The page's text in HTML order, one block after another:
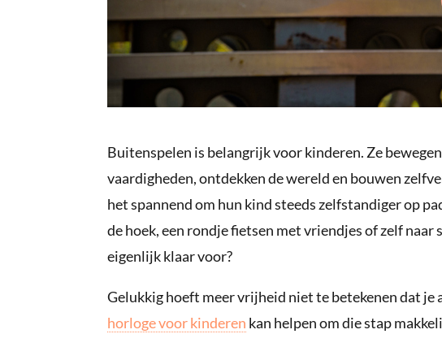
Buitenspelen is belangrijk voor kinderen. Ze
vaardigheden, ontdekken de wereld en bouwen
het spannend om hun kind steeds zelfstandiger op
de hoek, een rondje fietsen met vriendjes of zelf naar
eigenlijk klaar voor?
Gelukkig hoeft meer vrijheid niet te betekenen dat je
horloge voor kinderen kan helpen om die stap